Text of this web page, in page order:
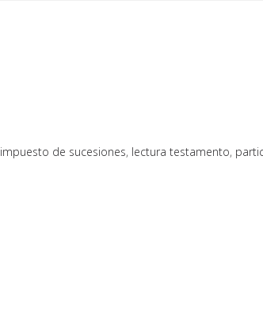
impuesto de sucesiones, lectura testamento,